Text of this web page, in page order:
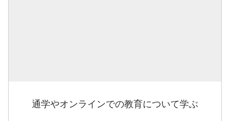
通学やオンラインでの教育について学ぶ